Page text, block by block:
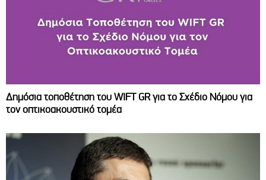
Δημόσια τοποθέτηση του WIFT GR για το Σχέδιο Νόμου για
τον οπτικοακουστικό τομέα